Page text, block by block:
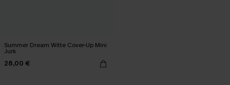
Summer Dream Witte Cover-Up Mini
Jurk
28,00 €